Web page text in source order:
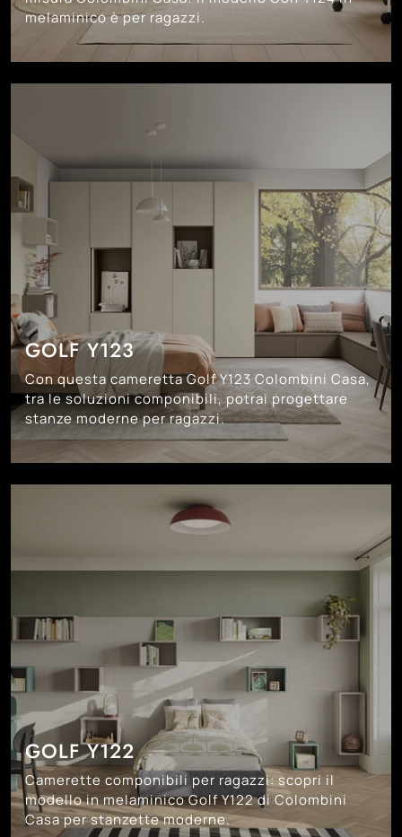
melaminico è per ragazzi.
GOLF Y123
Con questa cameretta Golf Y123 Colombini Casa,
tra le soluzioni componibili, potrai progettare
stanze moderne per ragazzi.
GOLF Y122
Camerette componibili per ragazzi: scopri il
modello in melaminico Golf Y122 di Colombini
Casa per stanzette moderne.